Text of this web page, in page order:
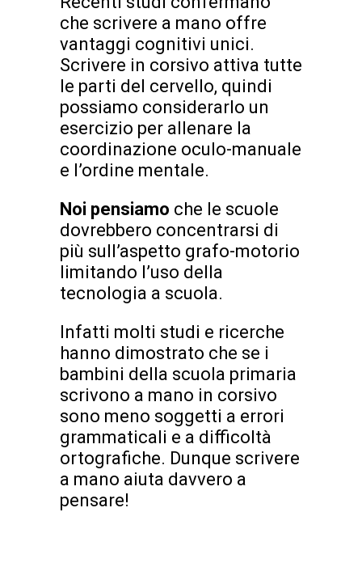
che scrivere a mano offre
vantaggi cognitivi unici.
Scrivere in corsivo attiva tutte
le parti del cervello, quindi
possiamo considerarlo un
esercizio per allenare la
coordinazione oculo-manuale
e l’ordine mentale.
Noi pensiamo che le scuole
dovrebbero concentrarsi di
più sull’aspetto grafo-motorio
limitando l’uso della
tecnologia a scuola.
Infatti molti studi e ricerche
hanno dimostrato che se i
bambini della scuola primaria
scrivono a mano in corsivo
sono meno soggetti a errori
grammaticali e a difficoltà
ortografiche. Dunque scrivere
a mano aiuta davvero a
pensare!